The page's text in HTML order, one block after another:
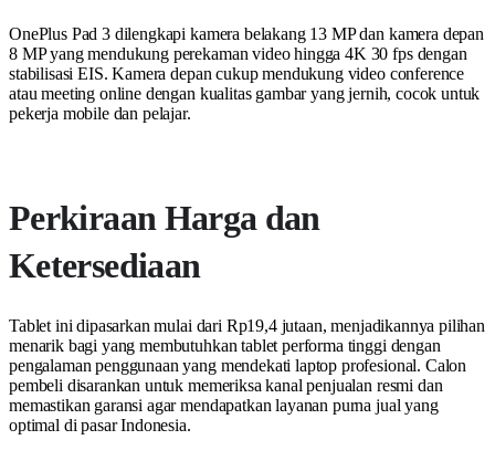
OnePlus Pad 3 dilengkapi kamera belakang 13 MP dan kamera depan
8 MP yang mendukung perekaman video hingga 4K 30 fps dengan
stabilisasi EIS. Kamera depan cukup mendukung video conference
atau meeting online dengan kualitas gambar yang jernih, cocok untuk
pekerja mobile dan pelajar.
Perkiraan Harga dan
Ketersediaan
Tablet ini dipasarkan mulai dari Rp19,4 jutaan, menjadikannya pilihan
menarik bagi yang membutuhkan tablet performa tinggi dengan
pengalaman penggunaan yang mendekati laptop profesional. Calon
pembeli disarankan untuk memeriksa kanal penjualan resmi dan
memastikan garansi agar mendapatkan layanan purna jual yang
optimal di pasar Indonesia.